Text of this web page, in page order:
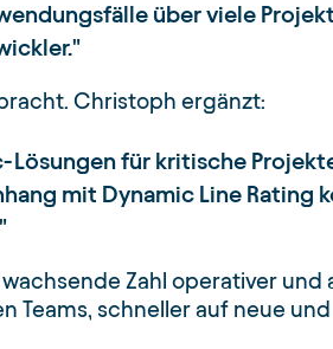
über viele
Christoph ergänzt:
für kritische
mit Dynamic Line Rating
Zahl operativer und
Teams, schneller auf neue und